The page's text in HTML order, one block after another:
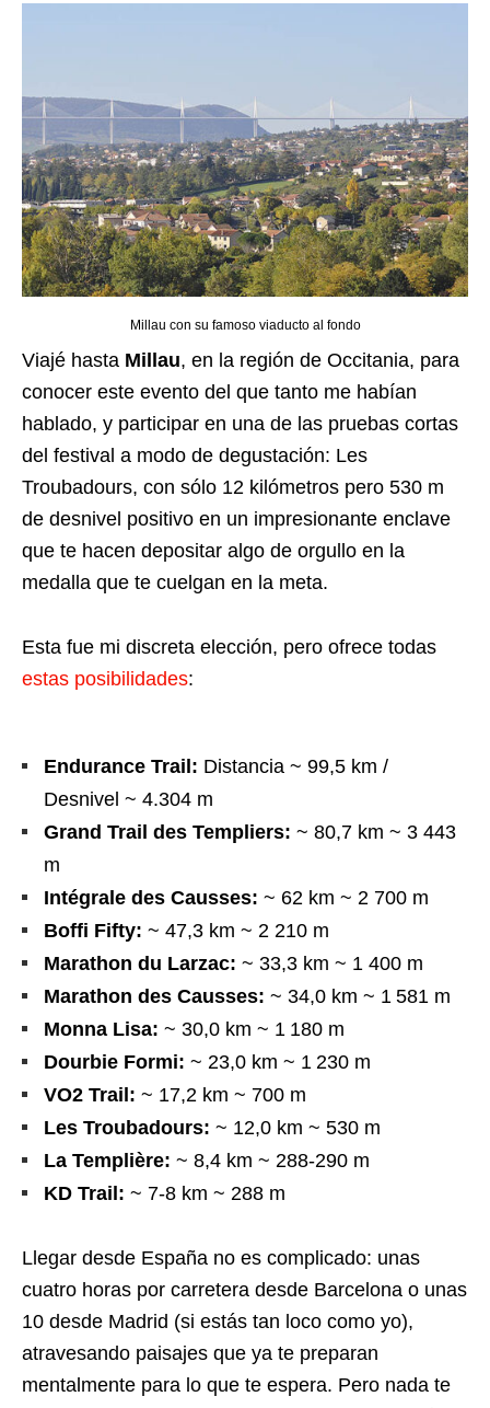
Millau con su famoso viaducto al fondo
Viajé hasta Millau, en la región de Occitania, para
conocer este evento del que tanto me habían
hablado, y participar en una de las pruebas cortas
del festival a modo de degustación: Les
Troubadours, con sólo 12 kilómetros pero 530 m
de desnivel positivo en un impresionante enclave
que te hacen depositar algo de orgullo en la
medalla que te cuelgan en la meta.
Esta fue mi discreta elección, pero ofrece todas
estas posibilidades:
Endurance Trail: Distancia ~ 99,5 km /
Desnivel ~ 4.304 m
Grand Trail des Templiers: ~ 80,7 km ~ 3 443
m
Intégrale des Causses: ~ 62 km ~ 2 700 m
Boffi Fifty: ~ 47,3 km ~ 2 210 m
Marathon du Larzac: ~ 33,3 km ~ 1 400 m
Marathon des Causses: ~ 34,0 km ~ 1 581 m
Monna Lisa: ~ 30,0 km ~ 1 180 m
Dourbie Formi: ~ 23,0 km ~ 1 230 m
VO2 Trail: ~ 17,2 km ~ 700 m
Les Troubadours: ~ 12,0 km ~ 530 m
La Templière: ~ 8,4 km ~ 288-290 m
KD Trail: ~ 7-8 km ~ 288 m
Llegar desde España no es complicado: unas
cuatro horas por carretera desde Barcelona o unas
10 desde Madrid (si estás tan loco como yo),
atravesando paisajes que ya te preparan
mentalmente para lo que te espera. Pero nada te